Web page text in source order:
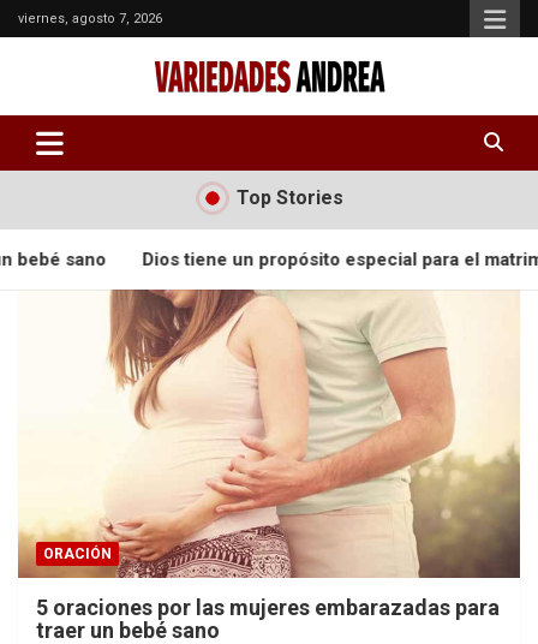
Saltar
viernes, agosto 7, 2026
Variedades Andrea
Top Stories
sano Dios tiene un propósito especial para el
ORACIÓN
5 oraciones por las mujeres embarazadas para
traer un bebé sano